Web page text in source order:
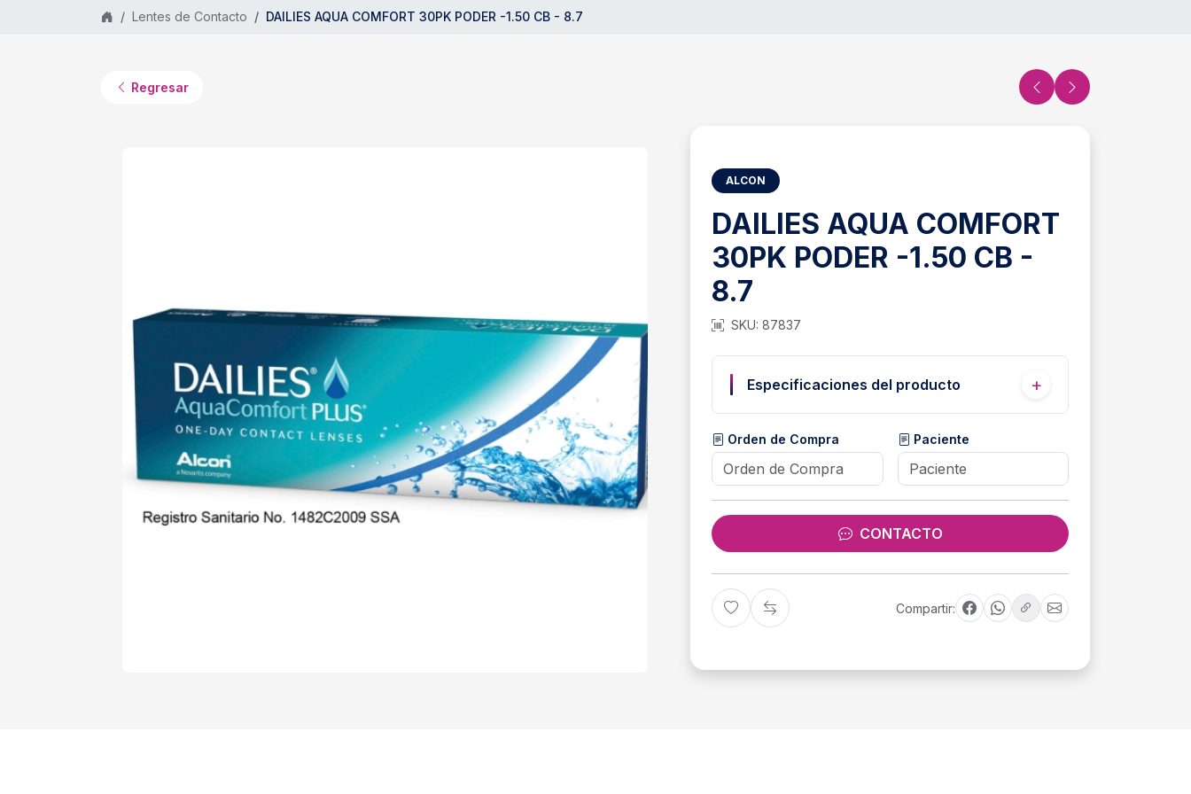
Saltar al contenido principalLentes de Contacto
DAILIES AQUA COMFORT 30PK PODER -1.50 CB - 8.7
Regresar
ALCON
DAILIES AQUA COMFORT
30PK PODER -1.50 CB -
8.7
SKU: 87837
Especificaciones del producto
Orden de Compra Paciente
CONTACTO
Compartir: